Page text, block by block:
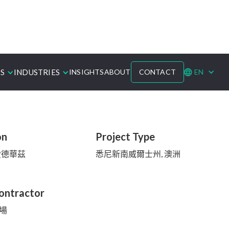
INDUSTRIES INSIGHTSABOUT CONTACT EN
德華茲
Project Type
悉尼新南威爾士州, 澳洲